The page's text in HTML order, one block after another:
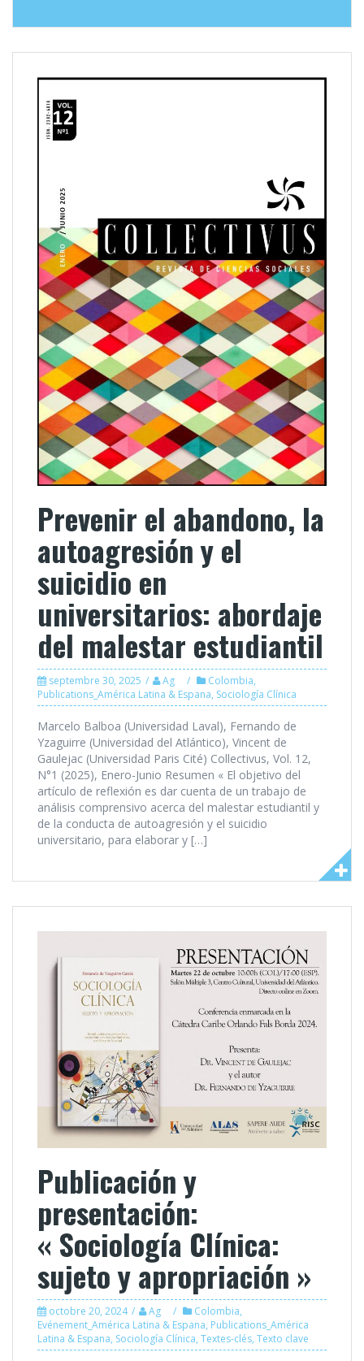
Prevenir el abandono, la
autoagresión y el
suicidio en
universitarios: abordaje
del malestar estudiantil
septembre 30, 2025 Ag Colombia,
Publications_América Latina & Espana, Sociología Clínica
Marcelo Balboa (Universidad Laval), Fernando de
Yzaguirre (Universidad del Atlántico), Vincent de
Gaulejac (Universidad Paris Cité) Collectivus, Vol. 12,
N°1 (2025), Enero-Junio Resumen « El objetivo del
artículo de reflexión es dar cuenta de un trabajo de
análisis comprensivo acerca del malestar estudiantil y
de la conducta de autoagresión y el suicidio
universitario, para elaborar y […]
Publicación y
presentación:
« Sociología Clínica:
sujeto y apropriación »
octobre 20, 2024 Ag Colombia,
Evénement_América Latina & Espana, Publications_América
Latina & Espana, Sociología Clínica, Textes-clés, Texto clave